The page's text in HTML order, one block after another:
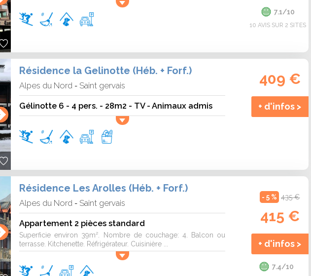
7.1/10
10 AVIS SUR 2 SITES
Résidence la Gelinotte (Héb. + Forf.)
Alpes du Nord - Saint gervais
Gélinotte 6 - 4 pers. - 28m2 - TV - Animaux admis
409 €
+ d'infos >
Résidence Les Arolles (Héb. + Forf.)
Alpes du Nord - Saint gervais
Appartement 2 pièces standard
Superficie environ 39m². Nombre de couchage: 4. Balcon ou
terrasse. Kitchenette. Réfrigérateur. Cuisinière ...
- 5 % 435 €
415 €
+ d'infos >
7.4/10